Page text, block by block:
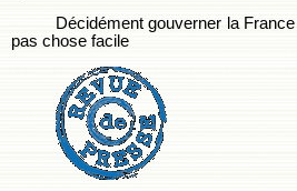
Décidément gouverner la
pas chose facile